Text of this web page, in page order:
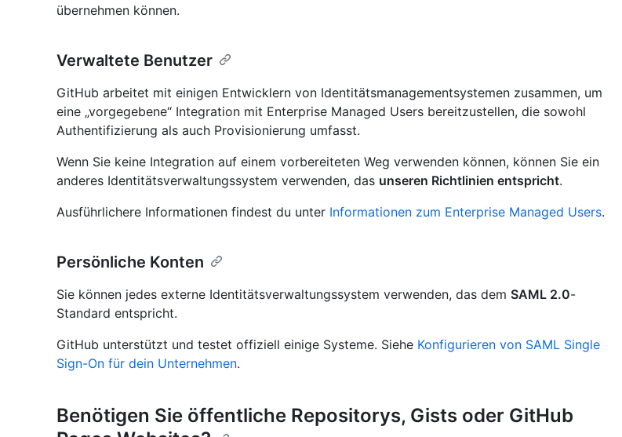
übernehmen können.
Verwaltete Benutzer
GitHub arbeitet mit einigen Entwicklern von Identitätsmanagementsystemen zusammen, um
eine „vorgegebene“ Integration mit Enterprise Managed Users bereitzustellen, die sowohl
Authentifizierung als auch Provisionierung umfasst.
Wenn Sie keine Integration auf einem vorbereiteten Weg verwenden können, können Sie ein
anderes Identitätsverwaltungssystem verwenden, das unseren Richtlinien entspricht.
Ausführlichere Informationen findest du unter Informationen zum Enterprise Managed Users.
Persönliche Konten
Sie können jedes externe Identitätsverwaltungssystem verwenden, das dem SAML 2.0-
Standard entspricht.
GitHub unterstützt und testet offiziell einige Systeme. Siehe Konfigurieren von SAML Single
Sign-On für dein Unternehmen.
Benötigen Sie öffentliche Repositorys, Gists oder GitHub